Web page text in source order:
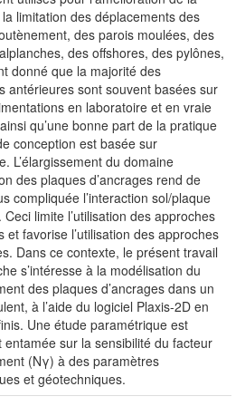
limitation des déplacements des
des parois moulées, des
des offshores, des pylônes,
donné que la majorité des
antérieures sont souvent basées sur
en laboratoire et en vraie
qu’une bonne part de la pratique
conception est basée sur
L’élargissement du domaine
des plaques d’ancrages rend de
compliquée l’interaction sol/plaque
Ceci limite l’utilisation des approches
et favorise l’utilisation des approches
Dans ce contexte, le présent travail
s’intéresse à la modélisation du
des plaques d’ancrages dans un
à l’aide du logiciel Plaxis-2D en
Une étude paramétrique est
entamée sur la sensibilité du facteur
(Nγ) à des paramètres
et géotechniques.